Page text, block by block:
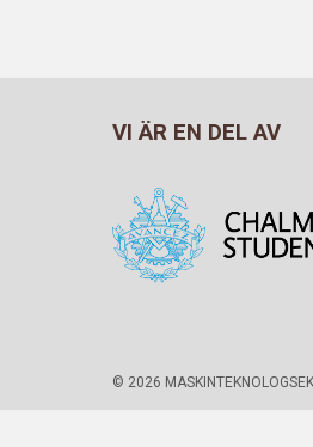
VI ÄR EN DEL AV
© 2026